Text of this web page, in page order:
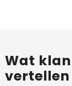
Wat
vertellen